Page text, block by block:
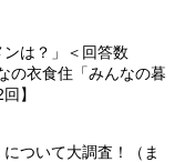
ンは？」＜回答数
の衣食住「みんなの暮
】
ついて大調査！（ま